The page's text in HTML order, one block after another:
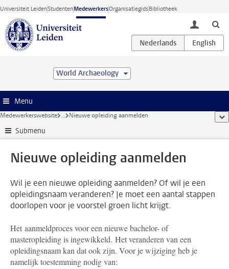
Ga direct naar de inhoud
Universiteit LeidenStudentenMedewerkersOrganisatiegidsBibliotheek
toggle
World Archaeology
Menu
Medewerkerswebsite ... Nieuwe opleiding aanmelden
Submenu
Nieuwe opleiding aanmelden
Wil je een nieuwe opleiding aanmelden? Of wil je een
opleidingsnaam veranderen? Je moet een aantal stappen
doorlopen voor je voorstel groen licht krijgt.
Het aanmeldproces voor een nieuwe bachelor- of
masteropleiding is ingewikkeld. Het veranderen van een
opleidingsnaam kan dat ook zijn. Voor je wijziging heb je
namelijk toestemming nodig van: